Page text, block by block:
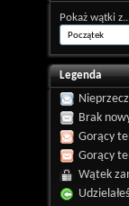
Pokaż wątki
Legenda
Brak
Gorący
Gorący
Wątek